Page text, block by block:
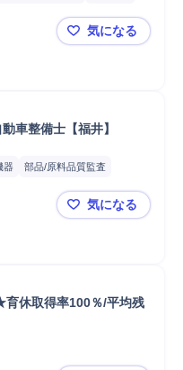
動車/輸送機器
自動車＼整備士か
気になる
車整備士【福井】
器
部品/原料品質監査
販売
店舗
【北陸スバ
気になる
育休取得率100％/平均残